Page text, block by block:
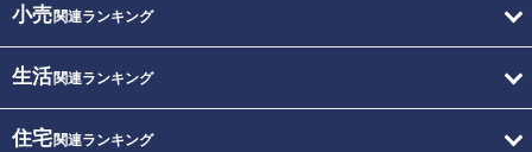
小売関連ランキング
生活関連ランキング
住宅関連ランキング